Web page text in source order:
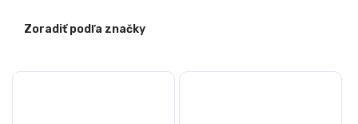
Zoradiť podľa značky